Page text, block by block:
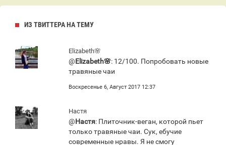
ИЗ ТВИТТЕРА НА ТЕМУ
Elizabeth🌸
@Elizabeth🌸: 12/100. Попробовать новые
травяные чаи
Воскресенье 6, Август 2017 12:37
Настя
@Настя: Плиточник-веган, которой пьет
только травяные чаи. Сук, ебучие
современные нравы. Я не смогу